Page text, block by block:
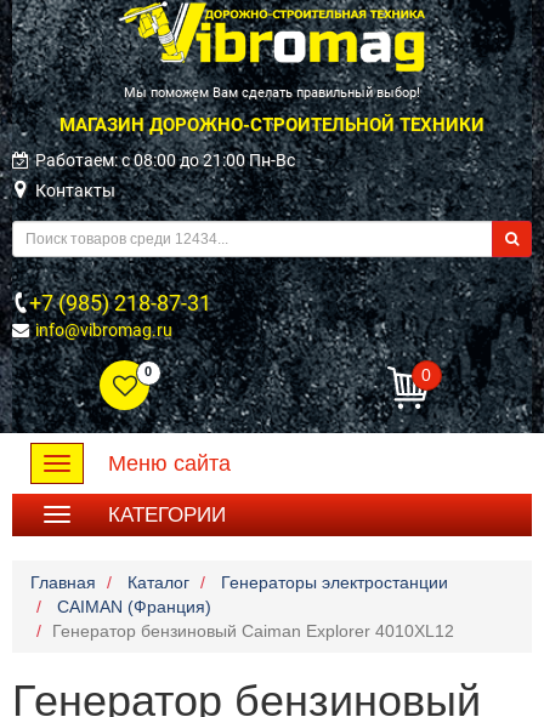
Мы поможем Вам сделать правильный выбор!
МАГАЗИН ДОРОЖНО-СТРОИТЕЛЬНОЙ ТЕХНИКИ
Работаем: c 08:00 до 21:00 Пн-Вс
Контакты
+7 (985) 218-87-31
info@vibromag.ru
0 0
Toggle
navigation
Меню сайта
КАТЕГОРИИ
Главная Каталог
Генераторы электростанции
CAIMAN (Франция)
Генератор бензиновый Caiman Explorer 4010XL12
Генератор бензиновый